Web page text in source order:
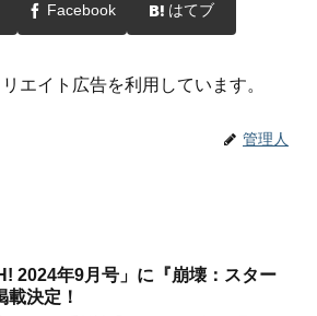
Facebook はてブ
エイト広告を利用しています。
管理人
2024年9月号」に『崩壊：スター
載決定！